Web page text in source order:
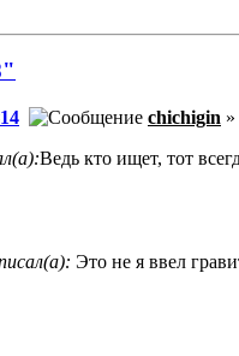
chichigin
Ведь кто ищет, тот
Это не я ввел